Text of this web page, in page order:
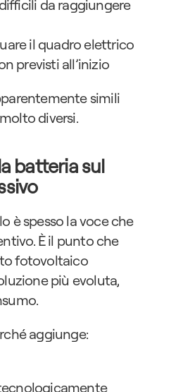
da raggiungere
il quadro elettrico
previsti all’inizio
simili
diversi.
batteria sul
è spesso la voce che
È il punto che
fotovoltaico
più evoluta,
aggiunge: